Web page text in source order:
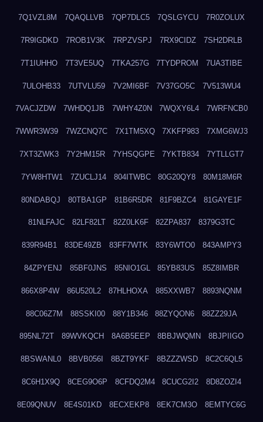
7Q1VZL8M 7QAQLLVB 7QP7DLC5 7QSLGYCU 7R0ZOLUX
7R9IGDKD 7ROB1V3K 7RPZVSPJ 7RX9CIDZ 7SH2DRLB
7T1IUHHO 7T3VE5UQ 7TKA257G 7TYDPROM 7UA3TIBE
7ULOHB33 7UTVLU59 7V2MI6BF 7V37GO5C 7V513WU4
7VACJZDW 7WHDQ1JB 7WHY4Z0N 7WQXY6L4 7WRFNCB0
7WWR3W39 7WZCNQ7C 7X1TM5XQ 7XKFP983 7XMG6WJ3
7XT3ZWK3 7Y2HM15R 7YHSQGPE 7YKTB834 7YTLLGT7
7YW8HTW1 7ZUCLJ14 804ITWBC 80G20QY8 80M18M6R
80NDABQJ 80TBA1GP 81B6R5DR 81F9BZC4 81GAYE1F
81NLFAJC 82LF82LT 82Z0LK6F 82ZPA837 8379G3TC
839R94B1 83DE49ZB 83FF7WTK 83Y6WTO0 843AMPY3
84ZPYENJ 85BF0JNS 85NIO1GL 85YB83US 85Z8IMBR
866X8P4W 86U520L2 87HLHOXA 885XXWB7 8893NQNM
88C06Z7M 88SSKI00 88Y1B346 88ZYQON6 88ZZ29JA
895NL72T 89WVKQCH 8A6B5EEP 8BBJWQMN 8BJPIIGO
8BSWANL0 8BVB056I 8BZT9YKF 8BZZZWSD 8C2C6QL5
8C6H1X9Q 8CEG9O6P 8CFDQ2M4 8CUCG2I2 8D8ZOZI4
8E09QNUV 8E4S01KD 8ECXEKP8 8EK7CM3O 8EMTYC6G